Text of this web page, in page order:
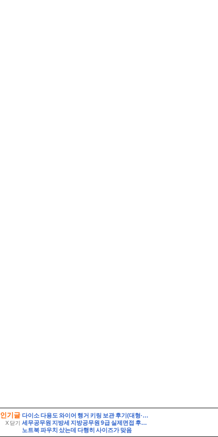
인기글
X 닫기
다이소 다용도 와이어 행거 키링 보관 후기(대형·소형 비교)
세무공무원 지방세 지방공무원 9급 실제면접 후기] 지방세 9급 지방공무원 면접 (지방공무원 9급 지방세 실제 수험자 8인의 생생한 면접 후기)
노트북 파우치 샀는데 다행히 사이즈가 맞음